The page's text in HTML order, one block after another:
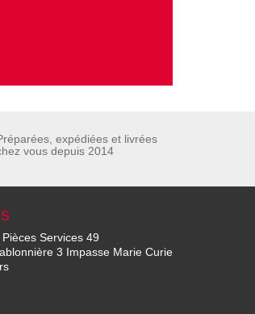
expédiées et livrées
vous depuis 2014
Services 49
3 Impasse Marie Curie